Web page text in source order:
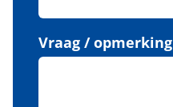
Vraag / opmerking